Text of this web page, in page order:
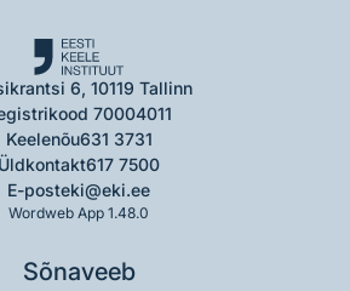
6, 10119 Tallinn
70004011
Keelenõu631 3731
Üldkontakt617 7500
E-posteki@eki.ee
Wordweb App 1.48.0
Sõnaveeb